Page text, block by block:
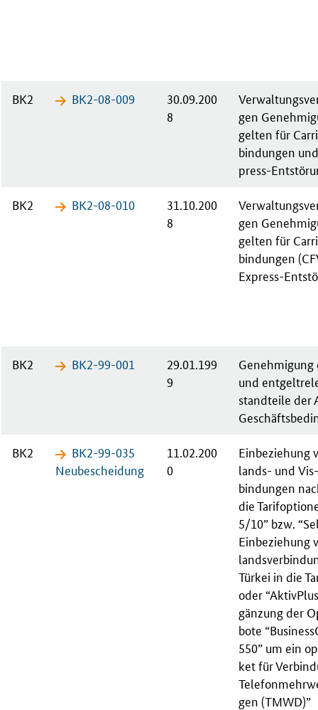
BK2 BK2-08-​009
30.09.200
8
gen
gel­ten für
bin­dun­gen
press-
BK2 BK2-08-​010
31.10.200
8
gen
gel­ten für
bin­dun­gen
Ex­press-
BK2 BK2-99-​001
29.01.199
9
und
stand­tei­le der
BK2
BK2-99-​035
Neu­be­schei­dung
11.02.200
0
Ein­be­zie­hung
lands- und
bin­dun­gen
die
5/10” bzw.
Ein­be­zie­hung
Tür­kei in die
oder
gän­zung der
bo­te “
550” um ein
ket für
gen (TMWD)”